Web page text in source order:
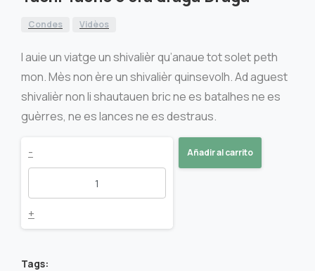
Condes Vidèos
I auie un viatge un shivalièr qu’anaue tot solet peth
mon. Mès non ère un shivalièr quinsevolh. Ad aguest
shivalièr non li shautauen bric ne es batalhes ne es
guèrres, ne es lances ne es destraus.
Tachí
e
-
+
Añadir al carrito
Tags: